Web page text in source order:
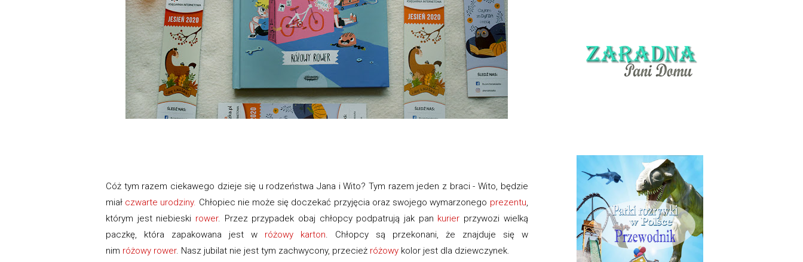
Cóż tym razem ciekawego dzieje się u rodzeństwa Jana i Wito? Tym razem jeden z braci - Wito, będzie
miał czwarte urodziny. Chłopiec nie może się doczekać przyjęcia oraz swojego wymarzonego prezentu,
którym jest niebieski rower. Przez przypadek obaj chłopcy podpatrują jak pan kurier przywozi wielką
paczkę, która zapakowana jest w różowy karton. Chłopcy są przekonani, że znajduje się w
nim różowy rower. Nasz jubilat nie jest tym zachwycony, przecież różowy kolor jest dla dziewczynek.